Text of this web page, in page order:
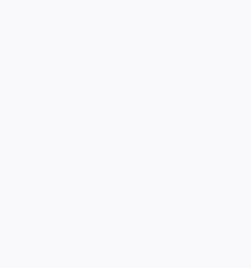
ボーナス還元や目的別の貯蓄
たスポーツ応援ボックスな
推し」が貯蓄に変わる、これ
体験をお届けし、ご好評を
最先端テクノロジーを駆使
異なる趣味・嗜好、ライフ
い貯蓄の形を提案して参り